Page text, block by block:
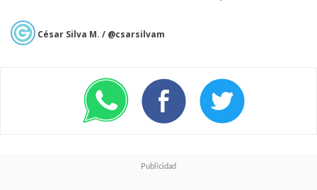
César Silva M. / @csarsilvam